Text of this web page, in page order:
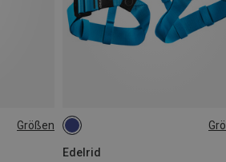
Größen
Edelrid
45-80CM